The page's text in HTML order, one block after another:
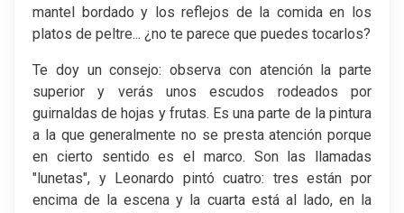
mantel bordado y los reflejos de la comida en los
platos de peltre... ¿no te parece que puedes tocarlos?
Te doy un consejo: observa con atención la parte
superior y verás unos escudos rodeados por
guirnaldas de hojas y frutas. Es una parte de la pintura
a la que generalmente no se presta atención porque
en cierto sentido es el marco. Son las llamadas
"lunetas", y Leonardo pintó cuatro: tres están por
encima de la escena y la cuarta está al lado, en la